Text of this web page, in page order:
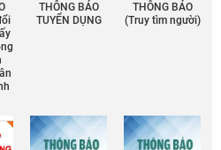
THÔNG BÁO
TUYỂN DỤNG
THÔNG BÁO
(Truy tìm người)